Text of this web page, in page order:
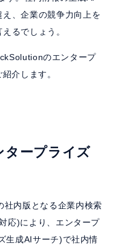
、企業の競争力向上を
るでしょう。
のエンタープ
介します。
ープライズ
内版となる企業内検索
応)により、エンタープ
生成AIサーチ)で社内情